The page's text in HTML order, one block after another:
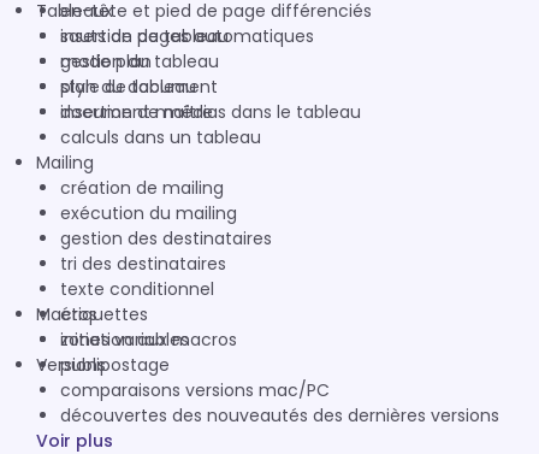
en-tête et pied de page différenciés
sauts de pages automatiques
mode plan
plan du document
document maître
Tableaux
insertion de tableau
gestion du tableau
style de tableau
insertion de médias dans le tableau
calculs dans un tableau
Mailing
création de mailing
exécution du mailing
gestion des destinataires
tri des destinataires
texte conditionnel
étiquettes
zones variables
publipostage
Macros
initiation aux macros
Versions
comparaisons versions mac/PC
découvertes des nouveautés des dernières versions
Voir plus